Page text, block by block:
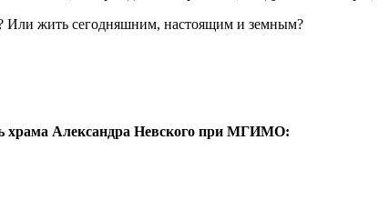
Или жить сегодняшним, настоящим и земным?
храма Александра Невского при МГИМО: